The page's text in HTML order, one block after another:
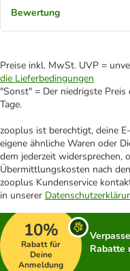
Bewertung
Preise inkl. MwSt. UVP =
die Lieferbedingungen
"Sonst" = Der niedrigste
Tage.
zooplus ist berechtigt, deine
eigene ähnliche Waren oder
dem jederzeit widersprechen,
Übermittlungskosten nach
zooplus Kundenservice
in unserer
10%
Rabatt für
Deine
Anmeldung
Rabatte